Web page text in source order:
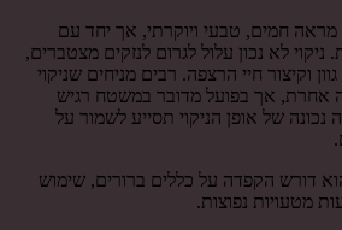
חמים, טבעי ויוקרתי, אך יחד עם
ניקוי לא נכון עלול לגרום לנזקים מצטברים,
וקיצור חיי הרצפה. רבים מניחים שניקוי
אחרת, אך בפועל מדובר במשטח רגיש
של אופן הניקוי תסייע לשמור על
הוא דורש הקפדה על כללים ברורים, שימוש
מטעויות נפוצות.